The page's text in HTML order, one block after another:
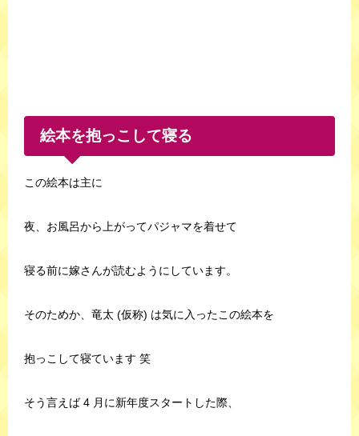
絵本を抱っこして寝る
この絵本は主に
夜、お風呂から上がってパジャマを着せて
寝る前に嫁さんが読むようにしています。
そのためか、竜太 (仮称) は気に入ったこの絵本を
抱っこして寝ています 笑
そう言えば 4 月に新年度スタートした際、